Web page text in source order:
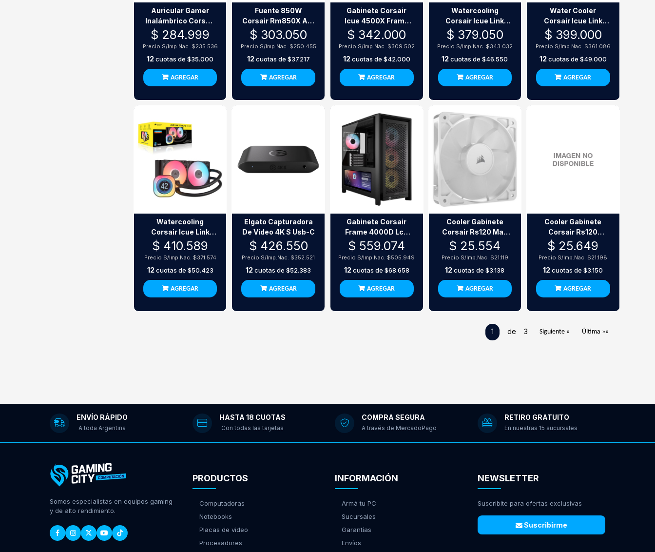
Auricular Gamer
Inalámbrico Corsair
Void V2 Wireless
White Dolby Atmos
$ 284.999
Precio S/Imp.Nac. $235.536
12cuotas de$35.000
AGREGAR
Fuente 850W
Corsair Rm850X Atx
Shift Full Modular
80+ Gold White
$ 303.050
Precio S/Imp.Nac. $250.455
12cuotas de $37.217
AGREGAR
Gabinete Corsair
Icue 4500X Frame
Blanco Cristal
Panoramico 3
Coolers Argb
$ 342.000
Precio S/Imp.Nac. $309.502
12cuotas de $42.000
AGREGAR
Watercooling
Corsair Icue Link
Titan 240 Rx Lcd
White
$ 379.050
Precio S/Imp.Nac. $343.032
12cuotas de$46.550
AGREGAR
Water Cooler
Corsair Icue Link
Titan 360 Rx Rgb
Blanco 360Mm
$ 399.000
Precio S/Imp.Nac. $361.086
12cuotas de $49.000
AGREGAR
Watercooling
Corsair Icue Link
Titan 240 Rx Lcd
$ 410.589
Precio S/Imp.Nac. $371.574
12cuotas de $50.423
AGREGAR
Elgato Capturadora
De Video 4K S Usb-C
$ 426.550
Precio S/Imp.Nac. $352.521
12cuotas de$52.383
AGREGAR
Gabinete Corsair
Frame 4000D Lcd
Rs Argb Premium
Mid-Tower Negro
$ 559.074
Precio S/Imp.Nac. $505.949
12cuotas de $68.658
AGREGAR
Cooler Gabinete
Corsair Rs120 Max
120Mm White
$ 25.554
Precio S/Imp.Nac. $21.119
12cuotas de$3.138
AGREGAR
Cooler Gabinete
Corsair Rs120
120Mm Black
$ 25.649
Precio S/Imp.Nac. $21.198
12cuotas de$3.150
AGREGAR
1 de 3 Siguiente » Última »»
ENVÍO RÁPIDO
A toda Argentina
HASTA 18 CUOTAS
Con todas las tarjetas
COMPRA SEGURA
A través de MercadoPago
RETIRO GRATUITO
En nuestras 15 sucursales
Somos especialistas en equipos gaming
y de alto rendimiento.
PRODUCTOS
Computadoras
Notebooks
Placas de video
Procesadores
INFORMACIÓN
Armá tu PC
Sucursales
Garantías
Envíos
NEWSLETTER
Suscribite para ofertas exclusivas
Suscribirme